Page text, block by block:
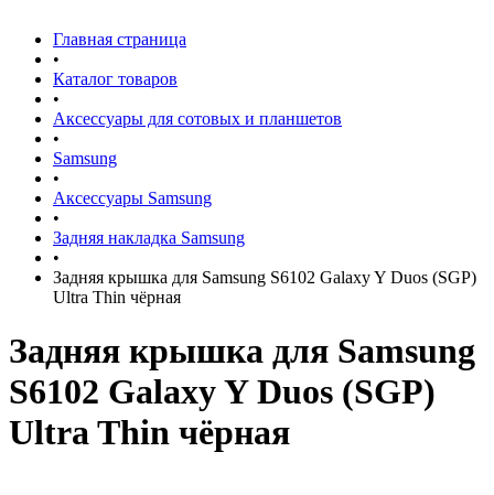
Главная страница
•
Каталог товаров
•
Аксессуары для сотовых и планшетов
•
Samsung
•
Аксессуары Samsung
•
Задняя накладка Samsung
•
Задняя крышка для Samsung S6102 Galaxy Y Duos (SGP)
Ultra Thin чёрная
Задняя крышка для Samsung
S6102 Galaxy Y Duos (SGP)
Ultra Thin чёрная